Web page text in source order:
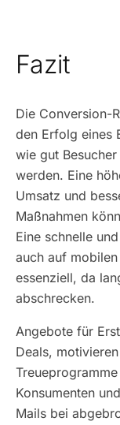
Fazit
Die Conversion-
den Erfolg eines
wie gut
werden. Eine
Umsatz und
Maßnahmen
Eine schnelle
auch auf
essenziell, da
abschrecken.
Angebote für
Deals,
Konsumenten
Mails bei